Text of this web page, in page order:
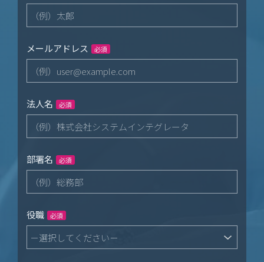
メールアドレス 必須
法人名 必須
部署名 必須
役職 必須